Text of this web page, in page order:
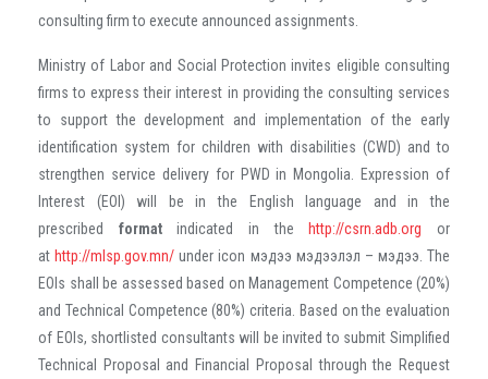
consulting firm to execute announced assignments.
Ministry of Labor and Social Protection invites eligible consulting
firms to express their interest in providing the consulting services
to support the development and implementation of the early
identification system for children with disabilities (CWD) and to
strengthen service delivery for PWD in Mongolia. Expression of
Interest (EOI) will be in the English language and in the
prescribed formatindicated in the http://csrn.adb.org or
at http://mlsp.gov.mn/ under icon мэдээ мэдээлэл – мэдээ. The
EOIs shall be assessed based on Management Competence (20%)
and Technical Competence (80%) criteria. Based on the evaluation
of EOIs, shortlisted consultants will be invited to submit Simplified
Technical Proposal and Financial Proposal through the Request